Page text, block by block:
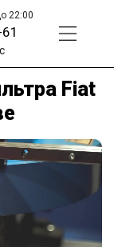
22:00
Fiat